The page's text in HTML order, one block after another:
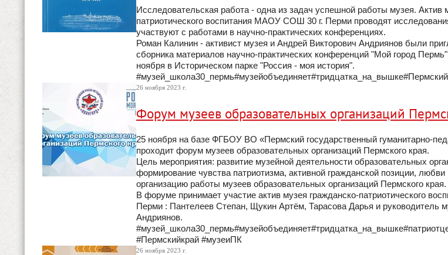
Исследовательская работа - одна из задач успешной работы музея. Актив
патриотического воспитания МАОУ СОШ 30 г. Перми проводят
участвуют с работами в научно-практических конференциях.
Роман Калинин - активист музея и Андрей Викторович Андриянов были
сборника материалов научно-практических конференций "Мой город
ноября в Историческом парке "Россия - моя история".
26 ноября 2023 г.
Форум музеев образовательных организаций
25 ноября на базе ФГБОУ ВО «Пермский государственный гуманитарно-
проходит форум музеев образовательных организаций Пермского края.
Цель мероприятия: развитие музейной деятельности образовательных
формирование чувства патриотизма, активной гражданской позиции,
организацию работы музеев образовательных организаций Пермского края.
В форуме принимает участие актив музея гражданско-патриотического
Перми : Пантелеев Степан, Щукин Артём, Тарасова Дарья и руководитель
Андриянов.
#Пермскийкрай #музеиПК
26 ноября 2023 г.